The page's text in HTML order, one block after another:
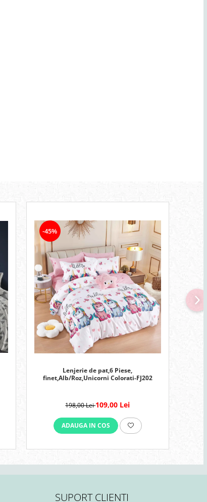
-45%
Lenjerie de pat,6 Piese,
finet,Alb/Roz,Unicorni Colorati-FJ202
198,00 Lei109,00 Lei
ADAUGA IN COS
-
SUPORT CLIENTI